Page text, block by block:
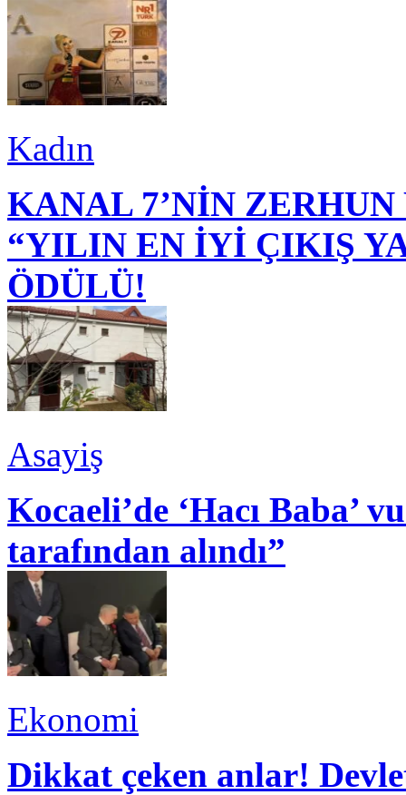
Kadın
KANAL 7’NİN
“YILIN EN İYİ ÇIKIŞ
ÖDÜLÜ!
Asayiş
Kocaeli’de ‘Hacı Baba’
tarafından alındı”
Ekonomi
Dikkat çeken anlar!